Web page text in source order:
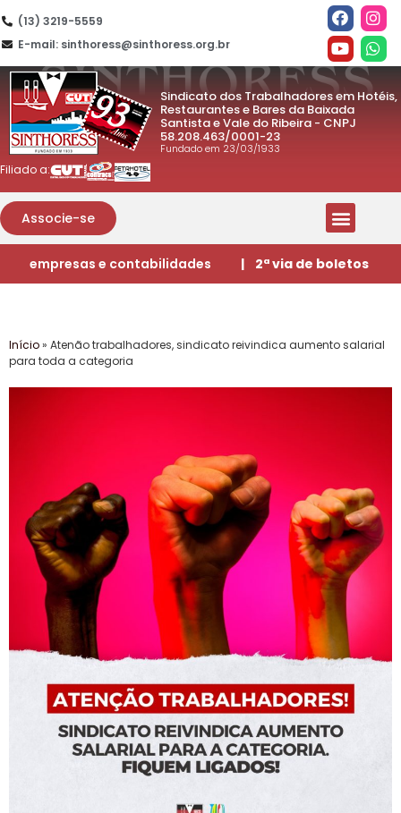
(13) 3219-5559
E-mail: sinthoress@sinthoress.org.br
Sindicato dos Trabalhadores em Hotéis,
Restaurantes e Bares da Baixada
Santista e Vale do Ribeira - CNPJ
58.208.463/0001-23
Fundado em 23/03/1933
Filiado a:
Associe-se
empresas e contabilidades | 2ª via de boletos
Início» Atenão trabalhadores, sindicato reivindica aumento salarial
para toda a categoria